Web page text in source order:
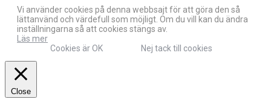
Vi använder cookies på denna webbsajt för att göra den så
lättanvänd och värdefull som möjligt. Om du vill kan du ändra
inställningarna så att cookies stängs av.
Läs mer
Cookies är OK
Nej tack till cookies
Close